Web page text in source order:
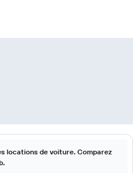
locations de voiture. Comparez